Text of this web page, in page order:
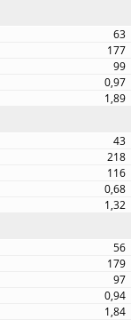
63
177
99
0,97
1,89
43
218
116
0,68
1,32
56
179
97
0,94
1,84